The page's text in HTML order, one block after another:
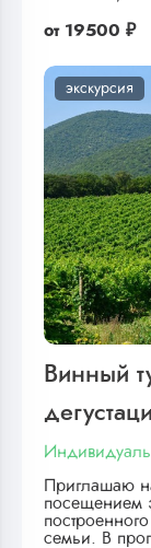
от 19500 ₽
экскурсия
Винный
Приглашаю
посещением
семьи. В